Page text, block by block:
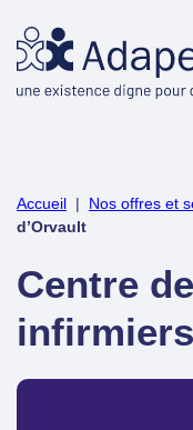
Accueil | Nos offres et
d’Orvault
Centre